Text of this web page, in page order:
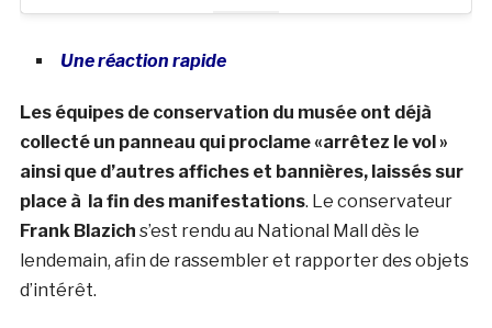
Une réaction rapide
Les équipes de conservation du musée ont déjà
collecté un panneau qui proclame «arrêtez le vol »
ainsi que d’autres affiches et bannières, laissés sur
place à la fin des manifestations. Le conservateur
Frank Blazich s’est rendu au National Mall dès le
lendemain, afin de rassembler et rapporter des objets
d’intérêt.